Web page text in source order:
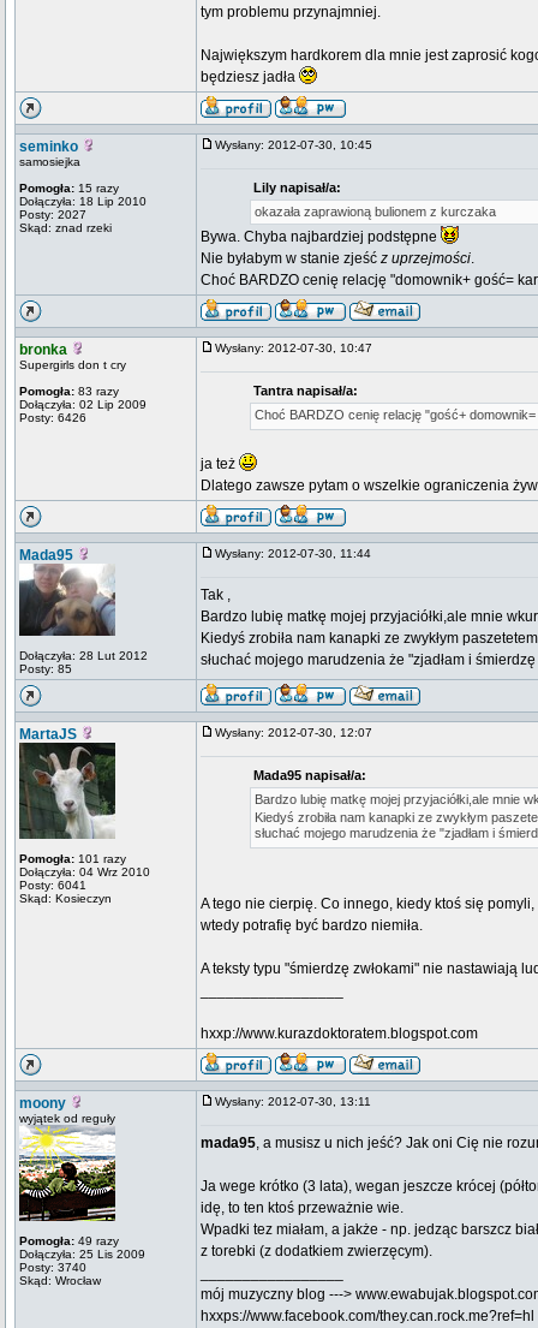
tym problemu przynajmniej.
Największym hardkorem dla mnie jest zaprosić
będziesz jadła
seminko
samosiejka
Pomogła: 15 razy
Dołączyła: 18 Lip 2010
Posty: 2027
Skąd: znad rzeki
Wysłany: 2012-07-30, 10:45
Lily napisał/a:
okazała zaprawioną bulionem z kurczaka
Bywa. Chyba najbardziej podstępne
Nie byłabym w stanie zjeść z uprzejmości.
Choć BARDZO cenię relację "domownik+ gość=
bronka
Supergirls don t cry
Pomogła: 83 razy
Dołączyła: 02 Lip 2009
Posty: 6426
Wysłany: 2012-07-30, 10:47
Tantra napisał/a:
Choć BARDZO cenię relację "gość+
ja też
Dlatego zawsze pytam o wszelkie ograniczenia
Mada95
Dołączyła: 28 Lut 2012
Posty: 85
Wysłany: 2012-07-30, 11:44
Tak ,
Bardzo lubię matkę mojej przyjaciółki,ale mnie
Kiedyś zrobiła nam kanapki ze zwykłym
słuchać mojego marudzenia że "zjadłam i
MartaJS
Pomogła: 101 razy
Dołączyła: 04 Wrz 2010
Posty: 6041
Skąd: Kosieczyn
Wysłany: 2012-07-30, 12:07
Mada95 napisał/a:
Bardzo lubię matkę mojej przyjaciółki,ale mnie
Kiedyś zrobiła nam kanapki ze zwykłym
słuchać mojego marudzenia że "zjadłam i
A tego nie cierpię. Co innego, kiedy ktoś się
wtedy potrafię być bardzo niemiła.
A teksty typu "śmierdzę zwłokami" nie nastawiają
hxxp://www.kurazdoktoratem.blogspot.com
moony
wyjątek od reguły
Pomogła: 49 razy
Dołączyła: 25 Lis 2009
Posty: 3740
Skąd: Wrocław
Wysłany: 2012-07-30, 13:11
mada95, a musisz u nich jeść? Jak oni Cię nie
Ja wege krótko (3 lata), wegan jeszcze krócej
idę, to ten ktoś przeważnie wie.
Wpadki tez miałam, a jakże - np. jedząc barszcz
z torebki (z dodatkiem zwierzęcym).
mój muzyczny blog --->
hxxps://www.facebook.com/they.can.rock.me?ref=hl